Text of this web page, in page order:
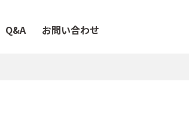
Q&A お問い合わせ